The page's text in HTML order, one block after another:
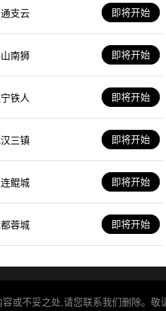
支云 即将开始
南狮 即将开始
铁人 即将开始
三镇 即将开始
鲲城 即将开始
蓉城 即将开始
或不妥之处,请您联系我们删除。敬